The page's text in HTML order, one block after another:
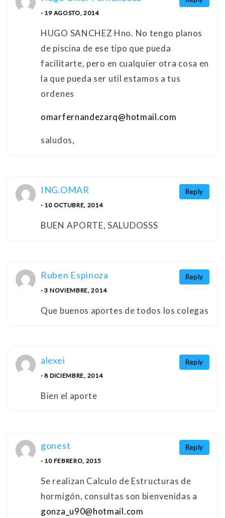
- 19 AGOSTO, 2014
HUGO SANCHEZ Hno. No tengo planos
de piscina de ese tipo que pueda
facilitarte, pero en cualquier otra cosa en
la que pueda ser util estamos a tus
ordenes
omarfernandezarq@hotmail.com
saludos,
Reply
ING.OMAR
- 10 OCTUBRE, 2014
BUEN APORTE, SALUDOSSS
Reply
Ruben Espinoza
- 3 NOVIEMBRE, 2014
Que buenos aportes de todos los colegas
Reply
alexei
- 8 DICIEMBRE, 2014
Bien el aporte
Reply
gonest
- 10 FEBRERO, 2015
Se realizan Calculo de Estructuras de
hormigón, consultas son bienvenidas a
gonza_u90@hotmail.com